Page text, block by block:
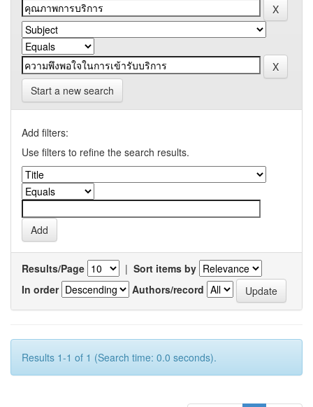
Start a new search
Add filters:
Use filters to refine the search results.
Results/Page | Sort items by
In order
Authors/record
Results 1-1 of 1 (Search time: 0.0 seconds).